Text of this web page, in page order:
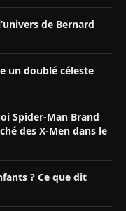
de Bernard
un doublé céleste
Spider-Man Brand
des X-Men dans le
? Ce que dit